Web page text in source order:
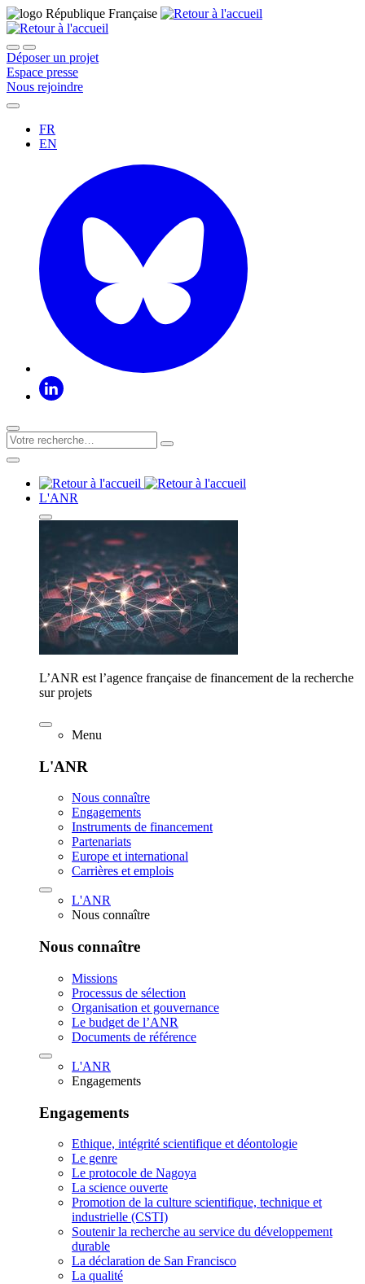
Déposer un projet
Espace presse
Nous rejoindre
FR
EN
L'ANR
L’ANR est l’agence française de financement de la recherche
sur projets
Menu
L'ANR
Nous connaître
Engagements
Instruments de financement
Partenariats
Europe et international
Carrières et emplois
L'ANR
Nous connaître
Nous connaître
Missions
Processus de sélection
Organisation et gouvernance
Le budget de l’ANR
Documents de référence
L'ANR
Engagements
Engagements
Ethique, intégrité scientifique et déontologie
Le genre
Le protocole de Nagoya
La science ouverte
Promotion de la culture scientifique, technique et
industrielle (CSTI)
Soutenir la recherche au service du développement
durable
La déclaration de San Francisco
La qualité